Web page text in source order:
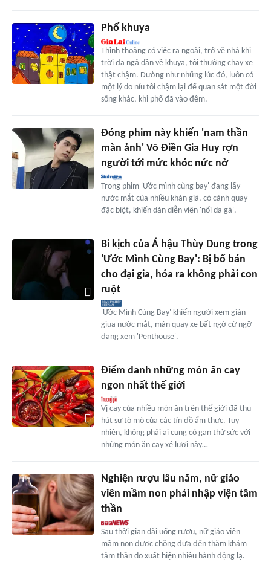
Phố khuya
Thỉnh thoảng có việc ra ngoài, trở về nhà khi
trời đã ngả dần về khuya, tôi thường chạy xe
thật chậm. Dường như những lúc đó, luôn có
một lý do níu tôi chậm lại để quan sát một đời
sống khác, khi phố đã vào đêm.
Đóng phim này khiến 'nam thần
màn ảnh' Võ Điền Gia Huy rợn
người tới mức khóc nức nở
Trong phim 'Ước mình cùng bay' đang lấy
nước mắt của nhiều khán giả, có cảnh quay
đặc biệt, khiến dàn diễn viên 'nổi da gà'.
Bi kịch của Á hậu Thùy Dung trong
'Ước Mình Cùng Bay': Bị bố bán
cho đại gia, hóa ra không phải con
ruột
'Ước Mình Cùng Bay' khiến người xem giàn
giụa nước mắt, màn quay xe bất ngờ cứ ngỡ
đang xem 'Penthouse'.
Điểm danh những món ăn cay
ngon nhất thế giới
Vị cay của nhiều món ăn trên thế giới đã thu
hút sự tò mò của các tín đồ ẩm thực. Tuy
nhiên, không phải ai cũng có gan thử sức với
những món ăn cay xé lưỡi này…
Nghiện rượu lâu năm, nữ giáo
viên mầm non phải nhập viện tâm
thần
Sau thời gian dài uống rượu, nữ giáo viên
mầm non được chồng đưa đến thăm khám
tâm thần do xuất hiện nhiều hành động lạ.